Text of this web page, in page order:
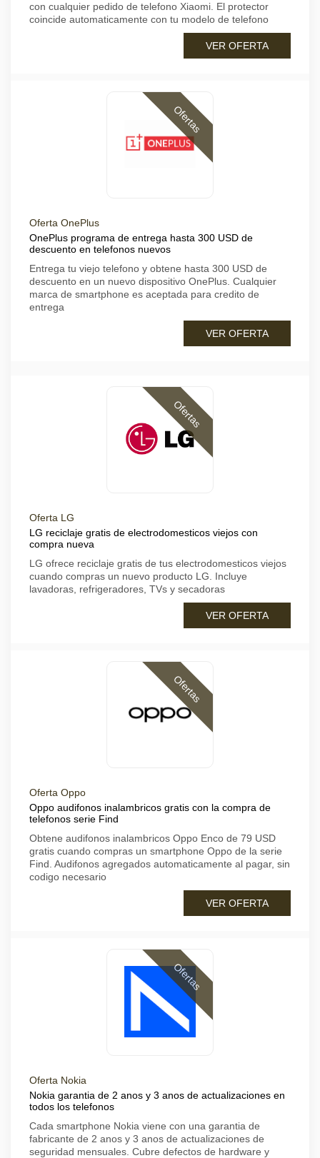
con cualquier pedido de telefono Xiaomi. El protector
coincide automaticamente con tu modelo de telefono
VER OFERTA
Ofertas
Oferta OnePlus
OnePlus programa de entrega hasta 300 USD de
descuento en telefonos nuevos
Entrega tu viejo telefono y obtene hasta 300 USD de
descuento en un nuevo dispositivo OnePlus. Cualquier
marca de smartphone es aceptada para credito de
entrega
VER OFERTA
Ofertas
Oferta LG
LG reciclaje gratis de electrodomesticos viejos con
compra nueva
LG ofrece reciclaje gratis de tus electrodomesticos viejos
cuando compras un nuevo producto LG. Incluye
lavadoras, refrigeradores, TVs y secadoras
VER OFERTA
Ofertas
Oferta Oppo
Oppo audifonos inalambricos gratis con la compra de
telefonos serie Find
Obtene audifonos inalambricos Oppo Enco de 79 USD
gratis cuando compras un smartphone Oppo de la serie
Find. Audifonos agregados automaticamente al pagar, sin
codigo necesario
VER OFERTA
Ofertas
Oferta Nokia
Nokia garantia de 2 anos y 3 anos de actualizaciones en
todos los telefonos
Cada smartphone Nokia viene con una garantia de
fabricante de 2 anos y 3 anos de actualizaciones de
seguridad mensuales. Cubre defectos de hardware y